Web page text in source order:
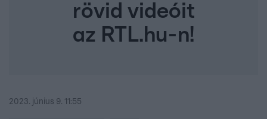
rövid videóit
az RTL.hu-n!
2023. június 9. 11:55